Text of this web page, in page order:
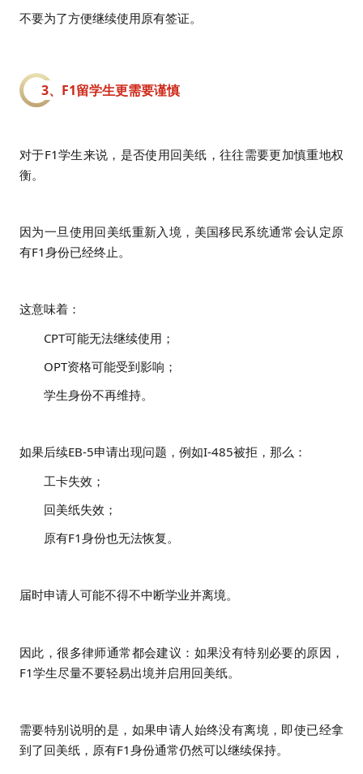
不要为了方便继续使用原有签证。
3、F1留学生更需要谨慎
对于F1学生来说，是否使用回美纸，往往需要更加慎重地权
衡。
因为一旦使用回美纸重新入境，美国移民系统通常会认定原
有F1身份已经终止。
这意味着：
CPT可能无法继续使用；
OPT资格可能受到影响；
学生身份不再维持。
如果后续EB-5申请出现问题，例如I-485被拒，那么：
工卡失效；
回美纸失效；
原有F1身份也无法恢复。
届时申请人可能不得不中断学业并离境。
因此，很多律师通常都会建议： 如果没有特别必要的原因，
F1学生尽量不要轻易出境并启用回美纸。
需要特别说明的是，如果申请人始终没有离境，即使已经拿
到了回美纸，原有F1身份通常仍然可以继续保持。